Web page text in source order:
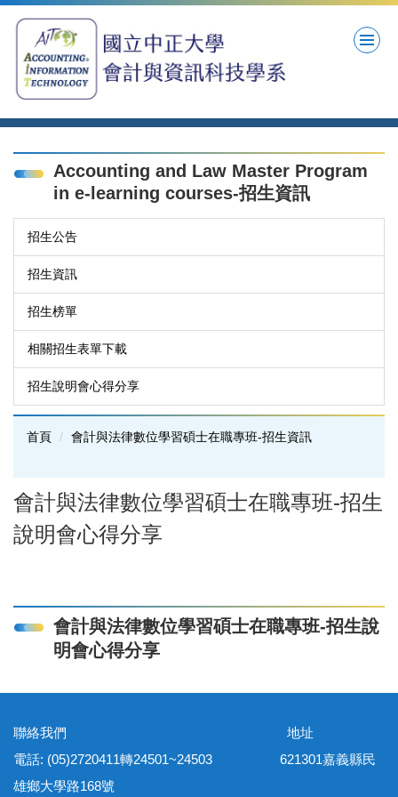
到
區
Accounting and Law Master Program
in e-learning courses-招生資訊
招生公告
招生資訊
招生榜單
相關招生表單下載
招生說明會心得分享
首頁 會計與法律數位學習碩士在職專班-招生資訊
會計與法律數位學習碩士在職專班-招生
說明會心得分享
會計與法律數位學習碩士在職專班-招生說
明會心得分享
聯絡我們 地址
電話: (05)2720411轉24501~24503 621301嘉義縣民
雄鄉大學路168號